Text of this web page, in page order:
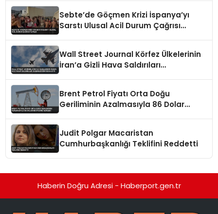
Sebte’de Göçmen Krizi İspanya’yı
Sarstı Ulusal Acil Durum Çağrısı
Wall Street Journal Körfez Ülkelerinin
İran’a Gizli Hava Saldırıları
Brent Petrol Fiyatı Orta Doğu
Geriliminin Azalmasıyla 86 Dolar
Judit Polgar Macaristan
Cumhurbaşkanlığı Teklifini Reddetti
Haberin Doğru Adresi - Haberport.gen.tr